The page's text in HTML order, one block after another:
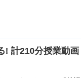
! 計210分授業動画